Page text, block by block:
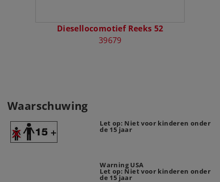
Diesellocomotief Reeks 52
39679
Waarschuwing
Let op: Niet voor kinderen onder
de 15 jaar
Warning USA
Let op: Niet voor kinderen onder
de 15 jaar